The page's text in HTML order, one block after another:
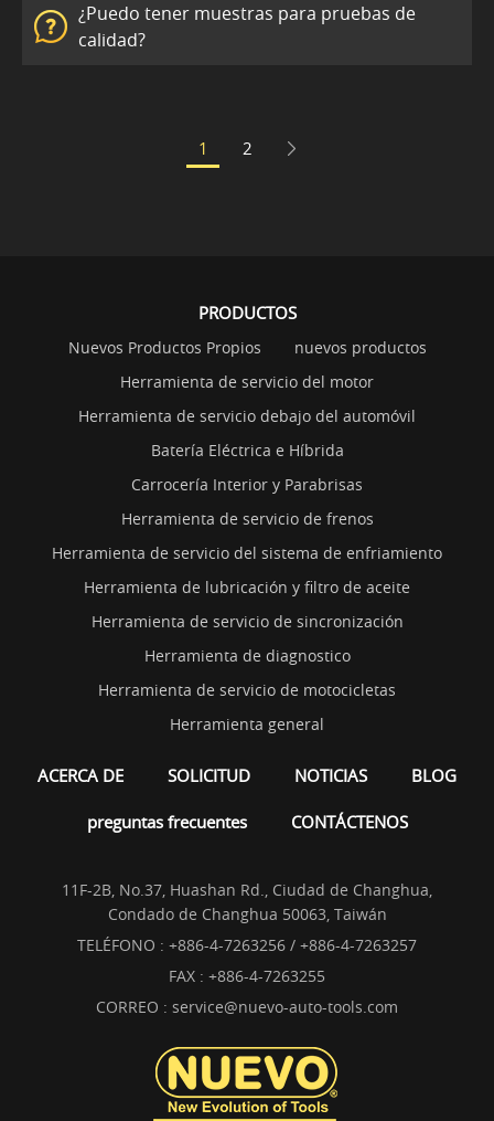
¿Puedo tener muestras para pruebas de
calidad?
1 2
PRODUCTOS
Nuevos Productos Propios
nuevos productos
Herramienta de servicio del motor
Herramienta de servicio debajo del automóvil
Batería Eléctrica e Híbrida
Carrocería Interior y Parabrisas
Herramienta de servicio de frenos
Herramienta de servicio del sistema de enfriamiento
Herramienta de lubricación y filtro de aceite
Herramienta de servicio de sincronización
Herramienta de diagnostico
Herramienta de servicio de motocicletas
Herramienta general
ACERCA DE SOLICITUD NOTICIAS BLOG
preguntas frecuentes CONTÁCTENOS
11F-2B, No.37, Huashan Rd., Ciudad de Changhua,
Condado de Changhua 50063, Taiwán
TELÉFONO : +886-4-7263256 / +886-4-7263257
FAX : +886-4-7263255
CORREO : service@nuevo-auto-tools.com